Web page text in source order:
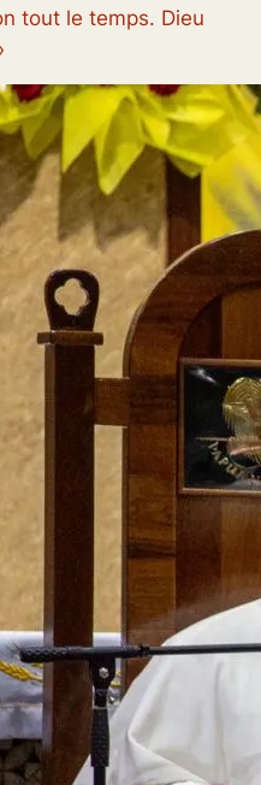
tout le temps. Dieu